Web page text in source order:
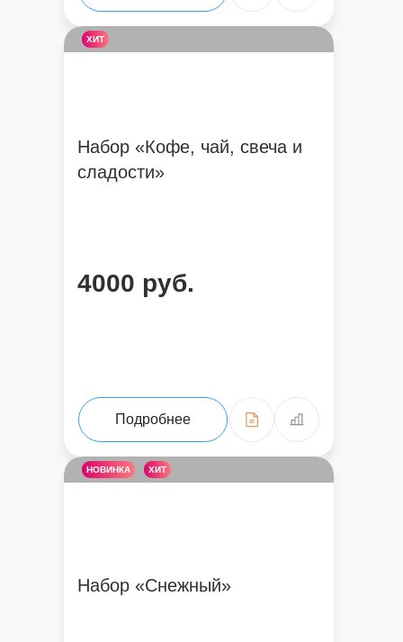
ХИТ
Набор «Кофе, чай, свеча и
сладости»
4000 руб.
Подробнее
НОВИНКА ХИТ
Набор «Снежный»